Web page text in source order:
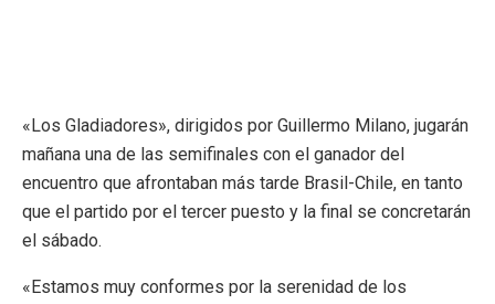
«Los Gladiadores», dirigidos por Guillermo Milano, jugarán
mañana una de las semifinales con el ganador del
encuentro que afrontaban más tarde Brasil-Chile, en tanto
que el partido por el tercer puesto y la final se concretarán
el sábado.
«Estamos muy conformes por la serenidad de los